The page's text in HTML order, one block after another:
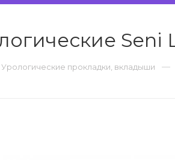
Seni
Урологические прокладки, вкладыши